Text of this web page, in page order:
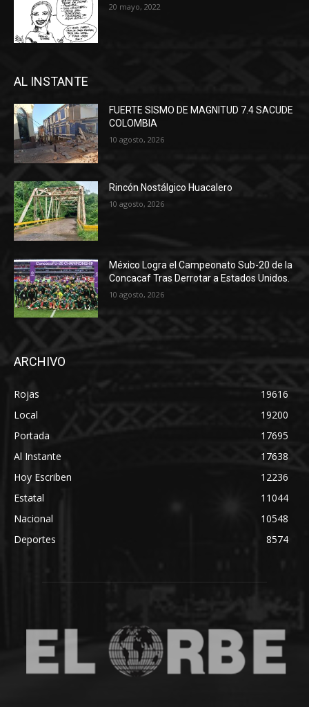
20 mayo, 2022
AL INSTANTE
FUERTE SISMO DE MAGNITUD 7.4 SACUDE
COLOMBIA
10 agosto, 2026
Rincón Nostálgico Huacalero
10 agosto, 2026
México Logra el Campeonato Sub-20 de la
Concacaf Tras Derrotar a Estados Unidos.
10 agosto, 2026
ARCHIVO
Rojas
19616
Local
19200
Portada
17695
Al Instante
17638
Hoy Escriben
12236
Estatal
11044
Nacional
10548
Deportes
8574